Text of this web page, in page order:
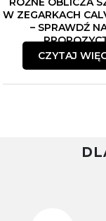
W ZEGARKACH
– SPRAWDŹ
CZYTAJ